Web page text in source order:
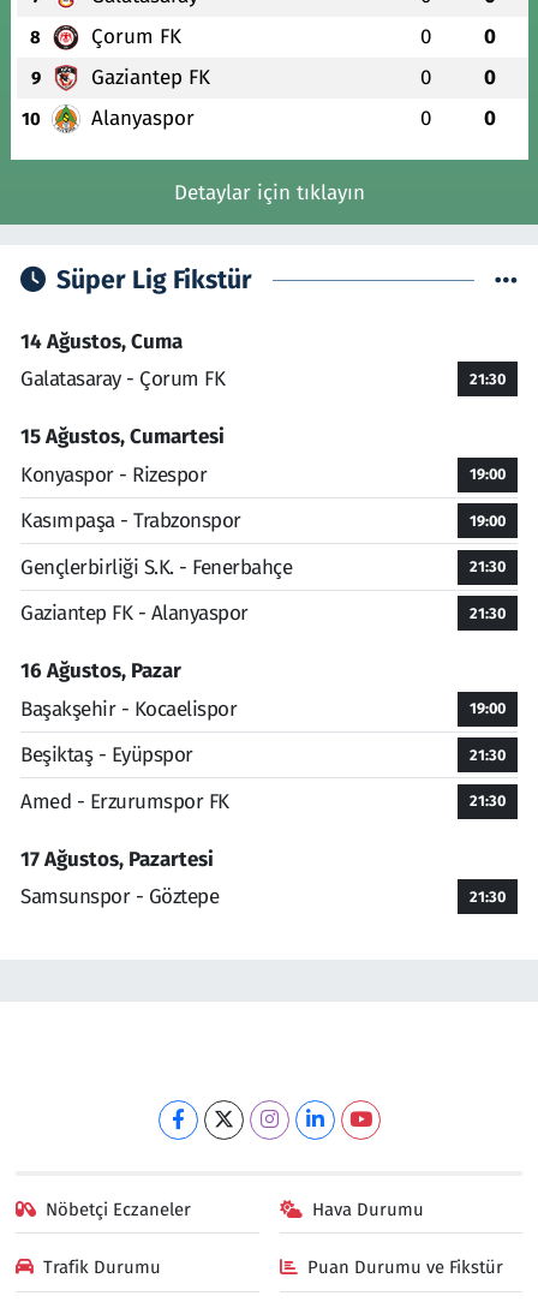
8 Çorum FK 0 0
9 Gaziantep FK 0 0
10 Alanyaspor 0 0
Detaylar için tıklayın
Süper Lig Fikstür
14 Ağustos, Cuma
Galatasaray - Çorum FK
21:30
15 Ağustos, Cumartesi
Konyaspor - Rizespor
19:00
Kasımpaşa - Trabzonspor 19:00
Gençlerbirliği S.K. - Fenerbahçe 21:30
Gaziantep FK - Alanyaspor 21:30
16 Ağustos, Pazar
Başakşehir - Kocaelispor
19:00
Beşiktaş - Eyüpspor 21:30
Amed - Erzurumspor FK 21:30
17 Ağustos, Pazartesi
Samsunspor - Göztepe
21:30
Nöbetçi Eczaneler Hava Durumu
Trafik Durumu Puan Durumu ve Fikstür